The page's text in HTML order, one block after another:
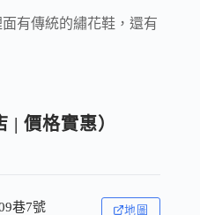
有傳統的繡花鞋，還有
| 價格實惠）
巷7號 地圖